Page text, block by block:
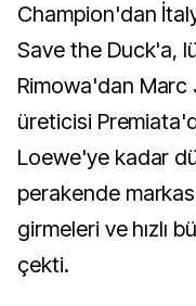
Champion'dan
Save the Duck'a,
Rimowa'dan Marc
üreticisi
Loewe'ye kadar
perakende
girmeleri ve hızlı
çekti.